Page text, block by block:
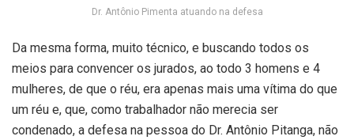
Dr. Antônio Pimenta atuando na defesa
Da mesma forma, muito técnico, e buscando todos os
meios para convencer os jurados, ao todo 3 homens e 4
mulheres, de que o réu, era apenas mais uma vítima do que
um réu e, que, como trabalhador não merecia ser
condenado, a defesa na pessoa do Dr. Antônio Pitanga, não